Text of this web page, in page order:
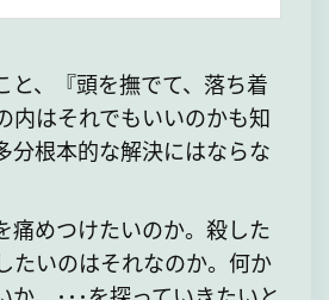
と、『頭を撫でて、落ち着
内はそれでもいいのかも知
分根本的な解決にはならな
痛めつけたいのか。殺した
たいのはそれなのか。何か